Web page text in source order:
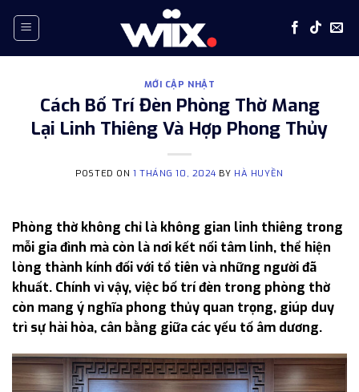
MỚI CẬP NHẬT
Cách Bố Trí Đèn Phòng Thờ Mang
Lại Linh Thiêng Và Hợp Phong Thủy
POSTED ON 1 THÁNG 10, 2024 BY HÀ HUYỀN
Phòng thờ không chỉ là không gian linh thiêng trong
mỗi gia đình mà còn là nơi kết nối tâm linh, thể hiện
lòng thành kính đối với tổ tiên và những người đã
khuất. Chính vì vậy, việc bố trí đèn trong phòng thờ
còn mang ý nghĩa phong thủy quan trọng, giúp duy
trì sự hài hòa, cân bằng giữa các yếu tố âm dương.